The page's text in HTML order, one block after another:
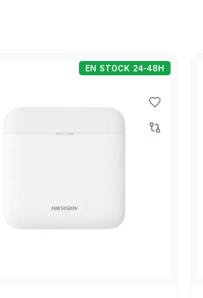
EN STOCK 24-48H